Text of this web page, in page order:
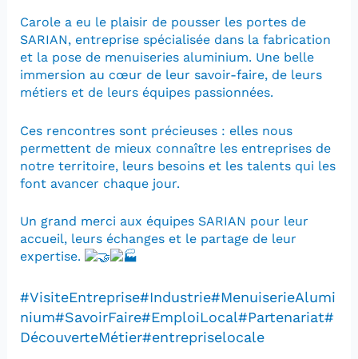
Carole a eu le plaisir de pousser les portes de
SARIAN, entreprise spécialisée dans la fabrication
et la pose de menuiseries aluminium. Une belle
immersion au cœur de leur savoir-faire, de leurs
métiers et de leurs équipes passionnées.
Ces rencontres sont précieuses : elles nous
permettent de mieux connaître les entreprises de
notre territoire, leurs besoins et les talents qui les
font avancer chaque jour.
Un grand merci aux équipes SARIAN pour leur
accueil, leurs échanges et le partage de leur
expertise.
#VisiteEntreprise#Industrie#MenuiserieAlumi
nium#SavoirFaire#EmploiLocal#Partenariat#
DécouverteMétier#entrepriselocale